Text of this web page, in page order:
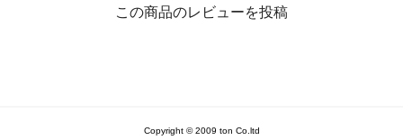
この商品のレビューを投稿
Copyright © 2009 ton Co.ltd